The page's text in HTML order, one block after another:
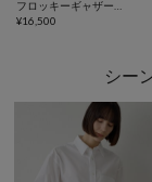
¥16,500
シー